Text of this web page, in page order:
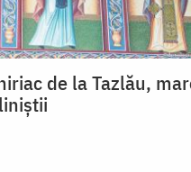
de la Tazlău,